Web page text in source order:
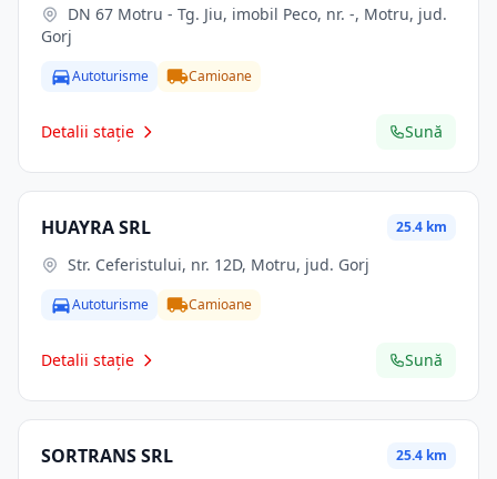
Gorj
Autoturisme Camioane
Detalii stație Sună
HUAYRA SRL 25.4 km
Str. Ceferistului, nr. 12D, Motru, jud. Gorj
Autoturisme Camioane
Detalii stație Sună
SORTRANS SRL 25.4 km